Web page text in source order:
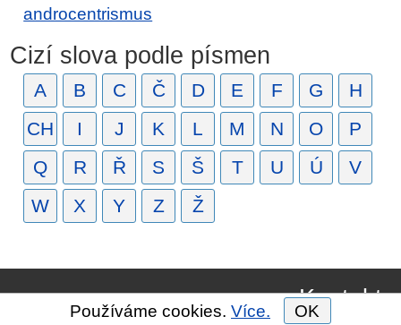
androcentrismus
Cizí slova podle písmen
A B C Č D E F G
H
CH
I J K L M N O
P
Q
R Ř S Š T U Ú
V
W
X Y Z Ž
Kontakt
Používáme cookies. Více. OK